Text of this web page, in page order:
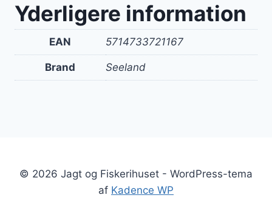
Yderligere information
EAN 5714733721167
Brand Seeland
© 2026 Jagt og Fiskerihuset - WordPress-tema
af Kadence WP